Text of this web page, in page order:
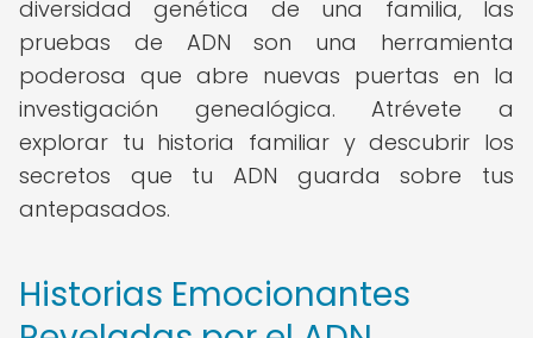
diversidad genética de una familia, las
pruebas de ADN son una herramienta
poderosa que abre nuevas puertas en la
investigación genealógica. Atrévete a
explorar tu historia familiar y descubrir los
secretos que tu ADN guarda sobre tus
antepasados.
Historias Emocionantes